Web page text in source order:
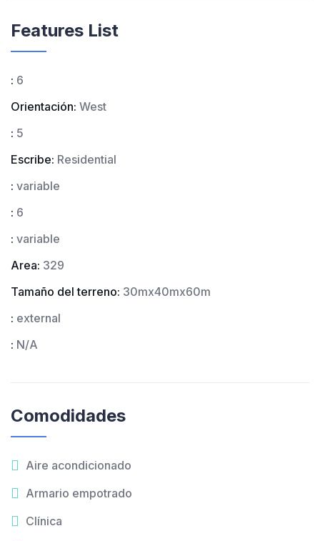
Features List
: 6
Orientación: West
: 5
Escribe: Residential
: variable
: 6
: variable
Area: 329
Tamaño del terreno: 30mx40mx60m
: external
: N/A
Comodidades
Aire acondicionado
Armario empotrado
Clínica